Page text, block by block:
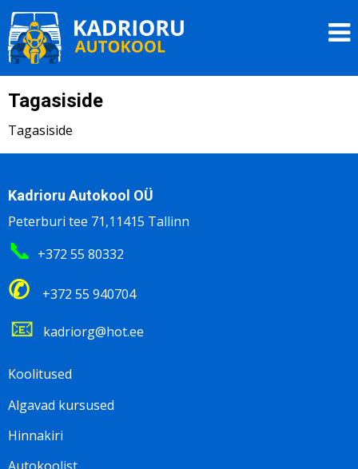
Liigu
edasi
põhisisu
juurde
Kadrioru Autokool
Tagasiside
Tagasiside
Kadrioru Autokool OÜ
Peterburi tee 71,11415 Tallinn
📞 +372 55 80332
✆ +372 55 940704
📧 kadriorg@hot.ee
Footer
ET
Koolitused
Algavad kursused
Hinnakiri